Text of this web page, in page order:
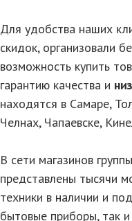
Для удобства наших
скидок, организовали
возможность купить
гарантию качества и
находятся в Самаре,
Челнах, Чапаевске,
В сети магазинов
представлены тысячи
техники в наличии и
бытовые приборы, так